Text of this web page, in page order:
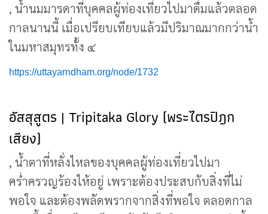
, น้ำนมมารดาที่บุคคลผู้ท่องเที่ยวไปมาดื่มแล้วตลอด
กาลนานนี้ เมื่อเปรียบเทียบแล้วมีปริมาณมากกว่าน้ำ
ในมหาสมุทรทั้ง ๔
https://uttayarndham.org/node/1732
อัสสุสูตร | Tripitaka Glory (พระไตรปิฎก
เสียง)
, น้ำตาที่หลั่งไหลของบุคคลผู้ท่องเที่ยวไปมา
คร่ำครวญร้องไห้อยู่ เพราะต้องประสบกับสิ่งที่ไม่
พอใจ และต้องพลัดพรากจากสิ่งที่พอใจ ตลอดกาล